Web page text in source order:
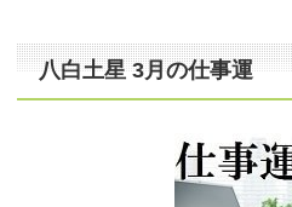
八白土星 3月の仕事運